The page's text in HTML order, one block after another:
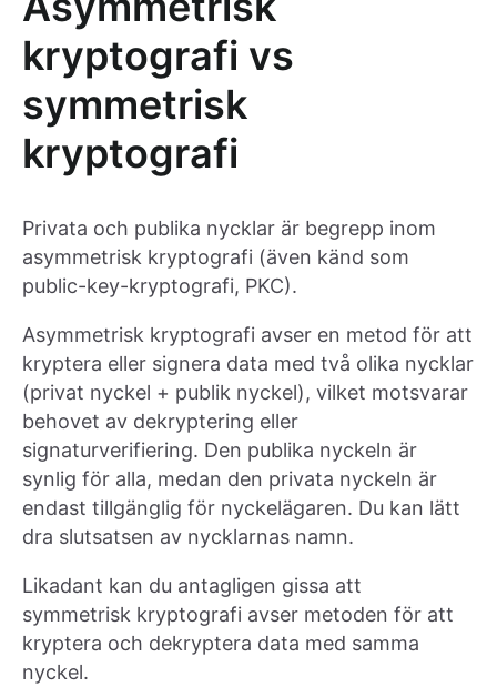
kryptografi vs
symmetrisk
kryptografi
Privata och publika nycklar är begrepp inom
asymmetrisk kryptografi (även känd som
public-key-kryptografi, PKC).
Asymmetrisk kryptografi avser en metod för att
kryptera eller signera data med två olika nycklar
(privat nyckel + publik nyckel), vilket motsvarar
behovet av dekryptering eller
signaturverifiering. Den publika nyckeln är
synlig för alla, medan den privata nyckeln är
endast tillgänglig för nyckelägaren. Du kan lätt
dra slutsatsen av nycklarnas namn.
Likadant kan du antagligen gissa att
symmetrisk kryptografi avser metoden för att
kryptera och dekryptera data med samma
nyckel.